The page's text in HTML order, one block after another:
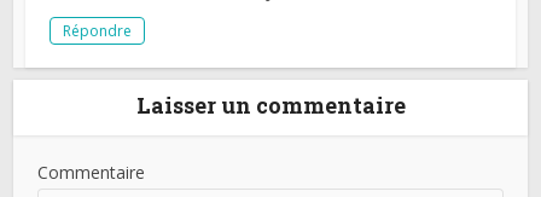
Répondre
Laisser un commentaire
Commentaire